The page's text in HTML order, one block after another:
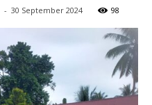
- 30 September 2024 98